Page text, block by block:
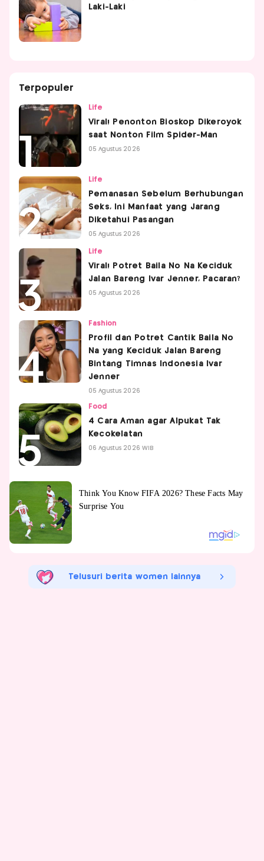
Laki-Laki
Terpopuler
Life
Viral! Penonton Bioskop Dikeroyok
saat Nonton Film Spider-Man
05 Agustus 2026
Life
Pemanasan Sebelum Berhubungan
Seks, Ini Manfaat yang Jarang
Diketahui Pasangan
05 Agustus 2026
Life
Viral! Potret Baila No Na Keciduk
Jalan Bareng Ivar Jenner, Pacaran?
05 Agustus 2026
Fashion
Profil dan Potret Cantik Baila No
Na yang Keciduk Jalan Bareng
Bintang Timnas Indonesia Ivar
Jenner
05 Agustus 2026
Food
4 Cara Aman agar Alpukat Tak
Kecokelatan
06 Agustus 2026 WIB
Telusuri berita women lainnya